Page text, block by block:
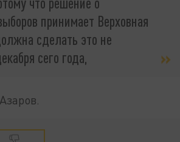
принимает Верховная
сделать это не
сего года,